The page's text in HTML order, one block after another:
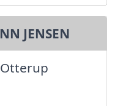
JENSEN